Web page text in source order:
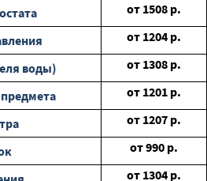
от 1508 р.
от 1204 р.
воды)
от 1308 р.
от 1201 р.
от 1207 р.
от990 р.
от 1304 р.